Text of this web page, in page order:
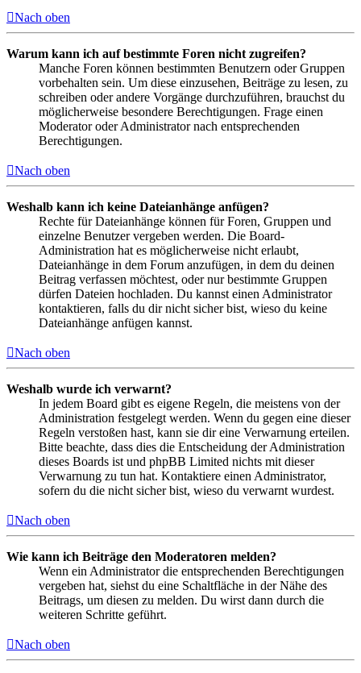
Nach oben
Warum kann ich auf bestimmte Foren nicht zugreifen?
Manche Foren können bestimmten Benutzern oder Gruppen
vorbehalten sein. Um diese einzusehen, Beiträge zu lesen, zu
schreiben oder andere Vorgänge durchzuführen, brauchst du
möglicherweise besondere Berechtigungen. Frage einen
Moderator oder Administrator nach entsprechenden
Berechtigungen.
Nach oben
Weshalb kann ich keine Dateianhänge anfügen?
Rechte für Dateianhänge können für Foren, Gruppen und
einzelne Benutzer vergeben werden. Die Board-
Administration hat es möglicherweise nicht erlaubt,
Dateianhänge in dem Forum anzufügen, in dem du deinen
Beitrag verfassen möchtest, oder nur bestimmte Gruppen
dürfen Dateien hochladen. Du kannst einen Administrator
kontaktieren, falls du dir nicht sicher bist, wieso du keine
Dateianhänge anfügen kannst.
Nach oben
Weshalb wurde ich verwarnt?
In jedem Board gibt es eigene Regeln, die meistens von der
Administration festgelegt werden. Wenn du gegen eine dieser
Regeln verstoßen hast, kann sie dir eine Verwarnung erteilen.
Bitte beachte, dass dies die Entscheidung der Administration
dieses Boards ist und phpBB Limited nichts mit dieser
Verwarnung zu tun hat. Kontaktiere einen Administrator,
sofern du die nicht sicher bist, wieso du verwarnt wurdest.
Nach oben
Wie kann ich Beiträge den Moderatoren melden?
Wenn ein Administrator die entsprechenden Berechtigungen
vergeben hat, siehst du eine Schaltfläche in der Nähe des
Beitrags, um diesen zu melden. Du wirst dann durch die
weiteren Schritte geführt.
Nach oben